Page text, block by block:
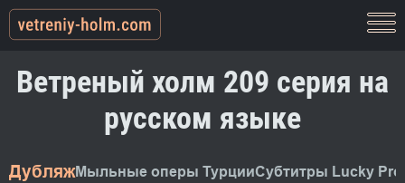
Ветреный холм 209 серия на
русском языке
ДубляжМыльные оперы ТурцииСубтитры Lucky